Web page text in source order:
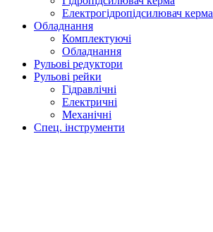
Електрогідропідсилювач керма
Обладнання
Комплектуючі
Обладнання
Рульові редуктори
Рульові рейки
Гідравлічні
Електричні
Механічні
Спец. інструменти